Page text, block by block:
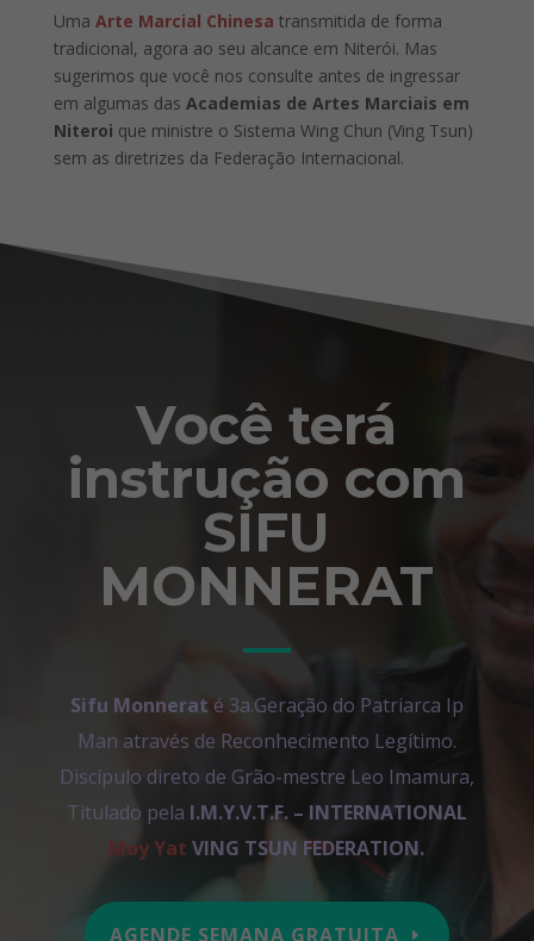
Uma Arte Marcial Chinesa transmitida de forma
tradicional, agora ao seu alcance em Niterói. Mas
sugerimos que você nos consulte antes de ingressar
em algumas das Academias de Artes Marciais em
Niteroi que ministre o Sistema Wing Chun (Ving Tsun)
sem as diretrizes da Federação Internacional.
Você terá
instrução com
SIFU
MONNERAT
Sifu Monnerat é 3a.Geração do Patriarca Ip
Man através de Reconhecimento Legítimo.
Discípulo direto de Grão-mestre Leo Imamura,
Titulado pela I.M.Y.V.T.F. – INTERNATIONAL
Moy Yat VING TSUN FEDERATION.
AGENDE SEMANA GRATUITA